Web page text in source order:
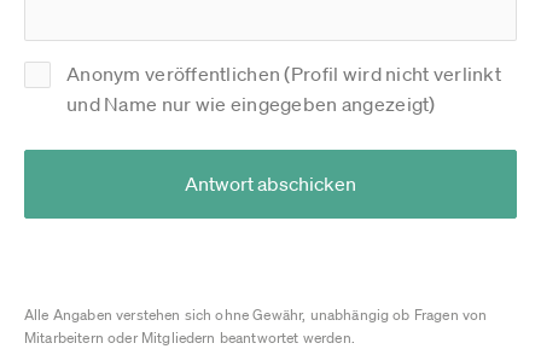
Anonym veröffentlichen (Profil wird nicht verlinkt
und Name nur wie eingegeben angezeigt)
Antwort abschicken
Alle Angaben verstehen sich ohne Gewähr, unabhängig ob Fragen von
Mitarbeitern oder Mitgliedern beantwortet werden.